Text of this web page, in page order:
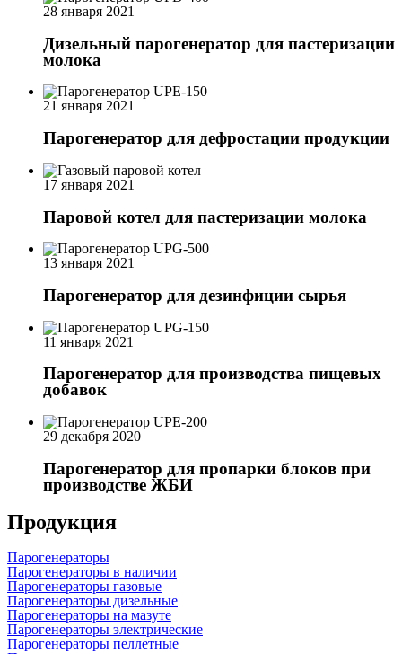
28 января 2021
Дизельный парогенератор для пастеризации
молока
21 января 2021
Парогенератор для дефростации продукции
17 января 2021
Паровой котел для пастеризации молока
13 января 2021
Парогенератор для дезинфиции сырья
11 января 2021
Парогенератор для производства пищевых
добавок
29 декабря 2020
Парогенератор для пропарки блоков при
производстве ЖБИ
Продукция
Парогенераторы
Парогенераторы в наличии
Парогенераторы газовые
Парогенераторы дизельные
Парогенераторы на мазуте
Парогенераторы электрические
Парогенераторы пеллетные